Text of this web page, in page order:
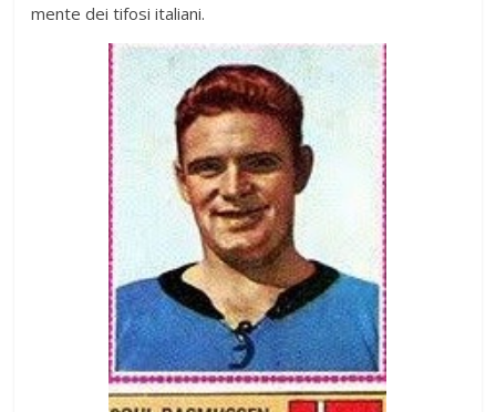
mente dei tifosi italiani.